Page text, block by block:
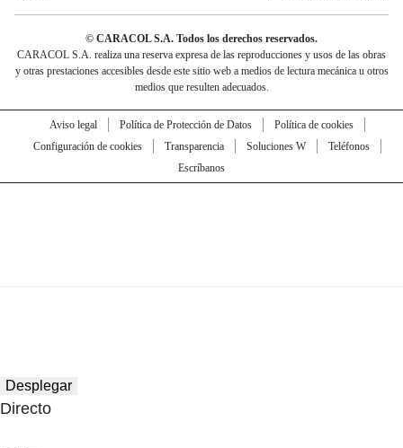
© CARACOL S.A. Todos los derechos reservados.
CARACOL S.A. realiza una reserva expresa de las reproducciones y usos de las obras
y otras prestaciones accesibles desde este sitio web a medios de lectura mecánica u otros
medios que resulten adecuados.
Aviso legal Política de Protección de Datos
Política de cookies
Configuración de cookies
Transparencia Soluciones W
Teléfonos
Escríbanos
Desplegar
Directo